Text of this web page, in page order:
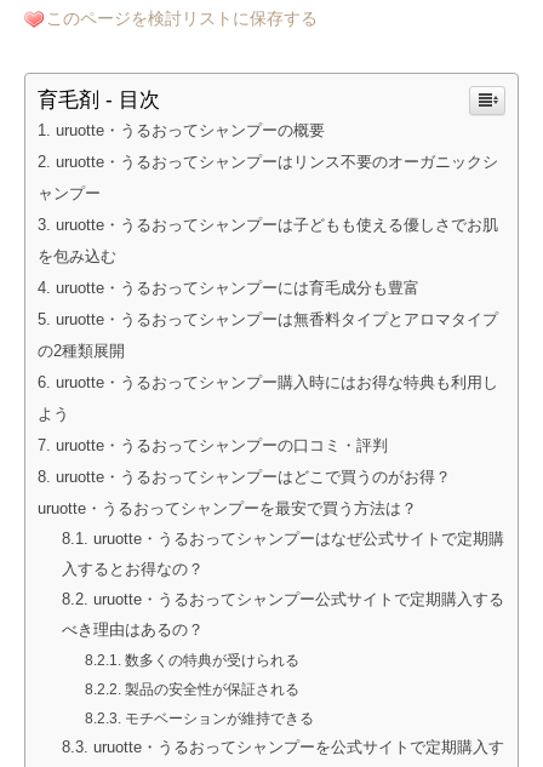
このページを検討リストに保存する
育毛剤 - 目次
uruotte・うるおってシャンプーの概要
uruotte・うるおってシャンプーはリンス不要のオーガニックシ
ャンプー
uruotte・うるおってシャンプーは子どもも使える優しさでお肌
を包み込む
uruotte・うるおってシャンプーには育毛成分も豊富
uruotte・うるおってシャンプーは無香料タイプとアロマタイプ
の2種類展開
uruotte・うるおってシャンプー購入時にはお得な特典も利用し
よう
uruotte・うるおってシャンプーの口コミ・評判
uruotte・うるおってシャンプーはどこで買うのがお得？
uruotte・うるおってシャンプーを最安で買う方法は？
uruotte・うるおってシャンプーはなぜ公式サイトで定期購
入するとお得なの？
uruotte・うるおってシャンプー公式サイトで定期購入する
べき理由はあるの？
数多くの特典が受けられる
製品の安全性が保証される
モチベーションが維持できる
uruotte・うるおってシャンプーを公式サイトで定期購入す